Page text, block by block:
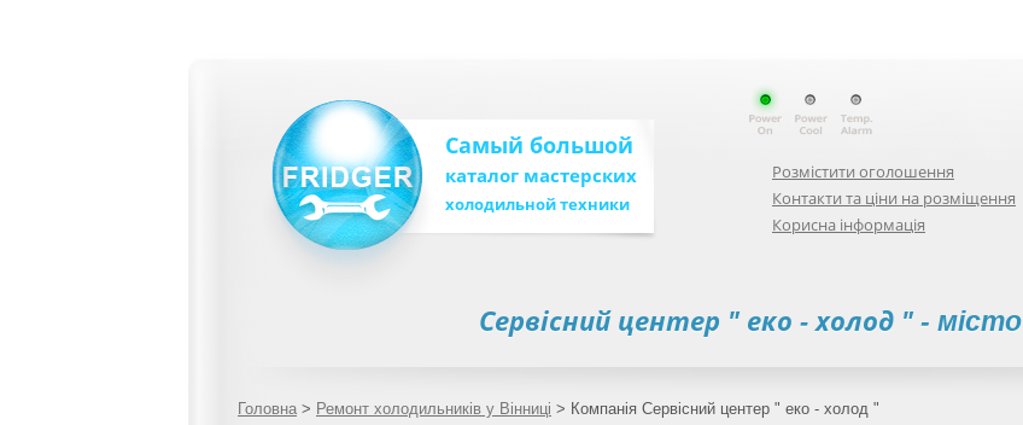
Самый большой
каталог мастерских
холодильной техники
Розмістити оголошення
Контакти та ціни на розміщення
Корисна інформація
Сервісний центер " еко - холод "- місто
Головна > Ремонт холодильників у Вінниці > Компанія Сервісний центер " еко - холод "